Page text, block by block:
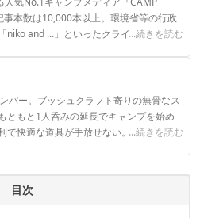
事本数は10,000本以上。環境省等の行政
niko and ...」といったクライアントとの
...続きを読む
プロフィール
パー。ブッシュクラフト寄りの無骨なス
ともと1人呑みの延長でキャンプを始め
で快適な道具が手放せない。...続きを読む
目次